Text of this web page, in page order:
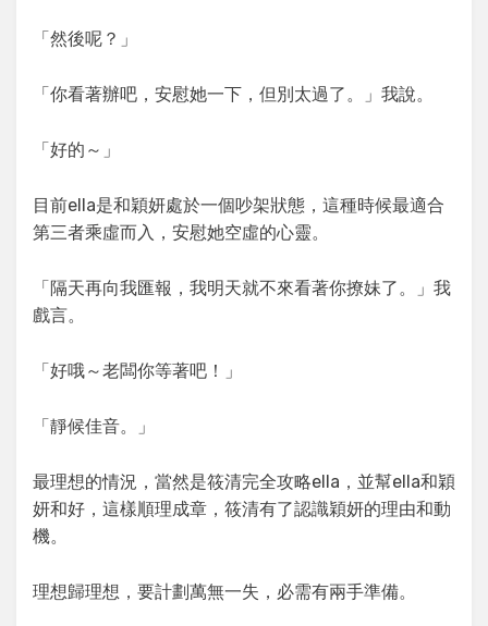
「然後呢？」
「你看著辦吧，安慰她一下，但別太過了。」我說。
「好的～」
目前ella是和穎妍處於一個吵架狀態，這種時候最適合
第三者乘虛而入，安慰她空虛的心靈。
「隔天再向我匯報，我明天就不來看著你撩妹了。」我
戲言。
「好哦～老闆你等著吧！」
「靜候佳音。」
最理想的情況，當然是筱清完全攻略ella，並幫ella和穎
妍和好，這樣順理成章，筱清有了認識穎妍的理由和動
機。
理想歸理想，要計劃萬無一失，必需有兩手準備。